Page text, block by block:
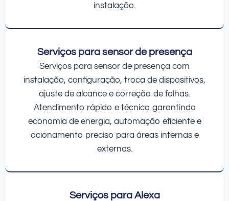
instalação.
Serviços para sensor de presença
Serviços para sensor de presença com
instalação, configuração, troca de dispositivos,
ajuste de alcance e correção de falhas.
Atendimento rápido e técnico garantindo
economia de energia, automação eficiente e
acionamento preciso para áreas internas e
externas.
Serviços para Alexa